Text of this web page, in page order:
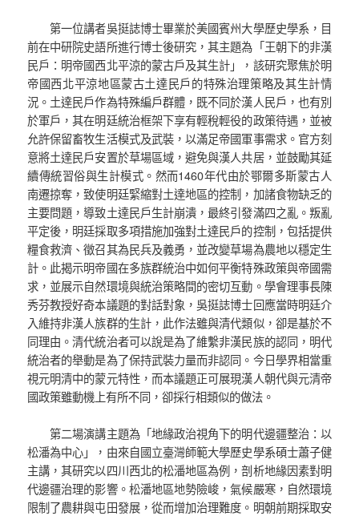
第一位講者吳挺誌博士畢業於美國賓州大學歷史學系，目
前在中研院史語所進行博士後研究，其主題為「王朝下的非漢
民戶：明帝國西北平涼的蒙古戶及其生計」，該研究聚焦於明
帝國西北平涼地區蒙古土達民戶的特殊治理策略及其生計情
況。土達民戶作為特殊編戶群體，既不同於漢人民戶，也有別
於軍戶，其在明廷統治框架下享有輕稅輕役的政策待遇，並被
允許保留畜牧生活模式及武裝，以滿足帝國軍事需求。官方刻
意將土達民戶安置於草場區域，避免與漢人共居，並鼓勵其延
續傳統習俗與生計模式。然而1460年代由於鄂爾多斯蒙古人
南遷掠奪，致使明廷緊縮對土達地區的控制，加諸食物缺乏的
主要問題，導致土達民戶生計崩潰，最終引發滿四之亂。叛亂
平定後，明廷採取多項措施加強對土達民戶的控制，包括提供
糧食救濟、徵召其為民兵及義勇，並改變草場為農地以穩定生
計。此揭示明帝國在多族群統治中如何平衡特殊政策與帝國需
求，並展示自然環境與統治策略間的密切互動。學會理事長陳
秀芬教授好奇本議題的對話對象，吳挺誌博士回應當時明廷介
入維持非漢人族群的生計，此作法雖與清代類似，卻是基於不
同理由。清代統治者可以說是為了維繫非漢民族的認同，明代
統治者的舉動是為了保持武裝力量而非認同。今日學界相當重
視元明清中的蒙元特性，而本議題正可展現漢人朝代與元清帝
國政策雖動機上有所不同，卻採行相類似的做法。
第二場演講主題為「地緣政治視角下的明代邊疆整治：以
松潘為中心」，由來自國立臺灣師範大學歷史學系碩士蕭子健
主講，其研究以四川西北的松潘地區為例，剖析地緣因素對明
代邊疆治理的影響。松潘地區地勢險峻，氣候嚴寒，自然環境
限制了農耕與屯田發展，從而增加治理難度。明朝前期採取安